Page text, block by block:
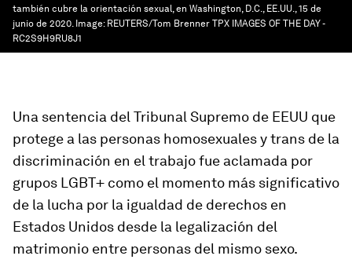
también cubre la orientación sexual, en Washington, D.C., EE.UU., 15 de
junio de 2020. Image: REUTERS/Tom Brenner TPX IMAGES OF THE DAY -
RC2S9H9RU8J1
Una sentencia del Tribunal Supremo de EEUU que
protege a las personas homosexuales y trans de la
discriminación en el trabajo fue aclamada por
grupos LGBT+ como el momento más significativo
de la lucha por la igualdad de derechos en
Estados Unidos desde la legalización del
matrimonio entre personas del mismo sexo.